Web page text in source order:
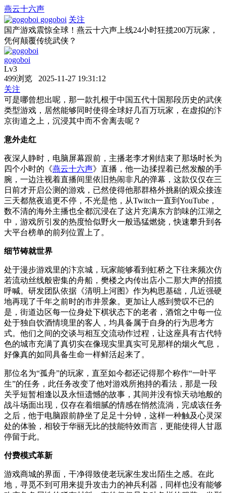
燕云十六声
gogoboi 关注
国产游戏震惊全球！燕云十六声上线24小时狂揽200万玩家，
凭何颠覆传统武侠？
gogoboi
Lv3
499浏览 2025-11-27 19:31:12
关注
可是哪曾想出呢，那一款扎根于中国五代十国那段历史的武侠
类型游戏，居然能够同时使得全球好几百万玩家，在虚拟的汴
京街道之上，沉浸其中而不舍离去呢？
意外走红
夜深人静时，电脑屏幕跟前，主播老李才刚结束了那场时长为
四个小时的《燕云十六声》直播，他一边揉捏着已然发酸的手
腕，一边注视着直播间里依旧热闹非凡的弹幕，这款仅仅在三
日前才开启公测的游戏，已然使得他那群格外挑剔的观众接连
三天都熬夜追更不停，不光是他，从Twitch一直到YouTube，
数不清的海外主播也全都沉浸在了这片充满东方韵味的江湖之
中，游戏所引发的热度恰似野火一般迅猛燃烧，快速攀升到各
大平台榜单的前列位置上了。
细节铸就世界
处于漫步游戏里的汴京城，玩家能够看到虹桥之下往来频次仿
若流动丝线般密集的舟船，樊楼之内传出店小二那大声的招揽
呼喊。研发团队依据《清明上河图》作为构思基础，几近强硬
地再现了千年之前时的市井景象。更加让人感到赞叹不已的
是，街道边区每一位身处下棋状态下的老者，酒馆之中每一位
处于独自饮酒情境里的客人，均具备属于自身的行为思考方
式。他们之间的交谈与相互交流动作过程，让这座具有古代特
色的城市充满了真切实在像现实里真实可见那样的烟火气息，
好像真的如同具备生命一样鲜活起来了。
那位名为“孤舟”的玩家，直至如今都还记得那个称作“一叶平
生”的任务，此任务改变了他对游戏所抱持的看法，那是一段
关乎短暂相逢以及永恒遗憾的故事，其间并没有惊天动地般的
战斗场面出现，仅存在着细腻的情感在悄然流淌，完成该任务
之后，他于电脑跟前静坐了足足十分钟，这样一种触及心灵深
处的体验，相较于华丽无比的技能特效而言，更能使得人甘愿
停留于此。
付费模式革新
游戏商城的界面，干净得致使老玩家生发出陌生之感。在此
地，寻觅不到可用来提升攻击力的神兵利器，同样也没有能够